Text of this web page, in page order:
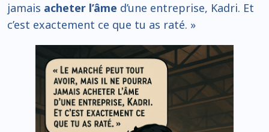
jamais acheter l’âme d’une entreprise, Kadri. Et
c’est exactement ce que tu as raté. »